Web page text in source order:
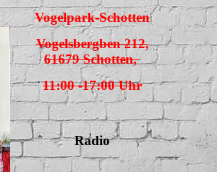
Vogelpark-Schotten
Vogelsbergben 212,
61679 Schotten,
11:00 -17:00 Uhr
Radio